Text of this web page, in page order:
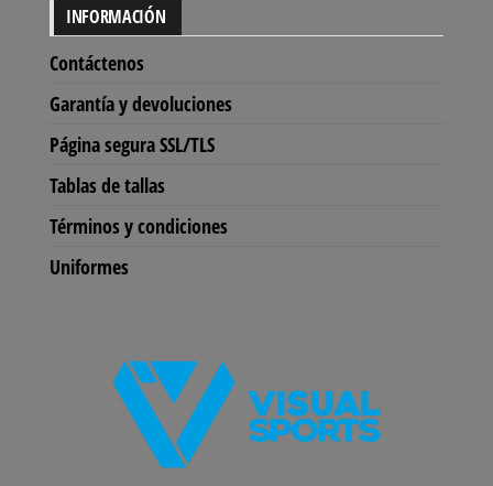
INFORMACIÓN
Contáctenos
Garantía y devoluciones
Página segura SSL/TLS
Tablas de tallas
Términos y condiciones
Uniformes